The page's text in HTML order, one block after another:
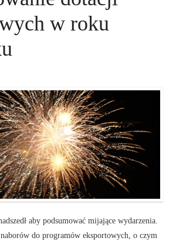
w roku
aby podsumować mijające wydarzenia.
naborów do programów eksportowych, o czym